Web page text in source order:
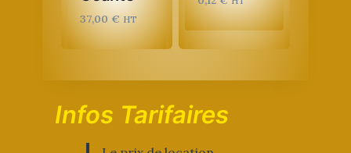
37,00€ HT
Infos Tarifaires